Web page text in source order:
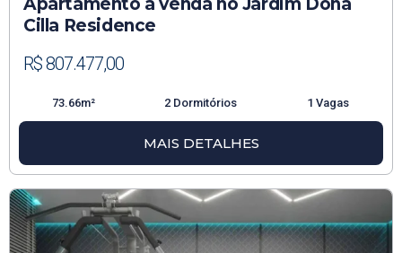
Cilla Residence
R$ 807.477,00
73.66m² 2 Dormitórios 1 Vagas
MAIS DETALHES